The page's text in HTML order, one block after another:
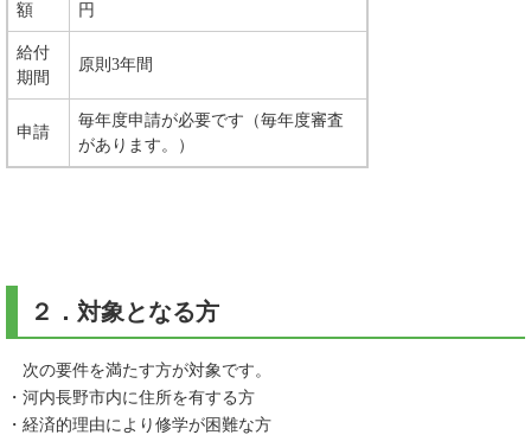
額
円
給付
期間
原則3年間
申請
毎年度申請が必要です（毎年度審査
があります。）
２．対象となる方
次の要件を満たす方が対象です。
・河内長野市内に住所を有する方
・経済的理由により修学が困難な方